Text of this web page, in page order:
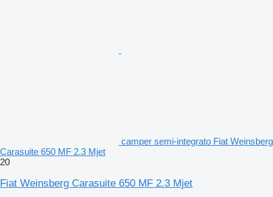
camper semi-integrato Fiat Weinsberg
Carasuite 650 MF 2.3 Mjet
20
Fiat Weinsberg Carasuite 650 MF 2.3 Mjet